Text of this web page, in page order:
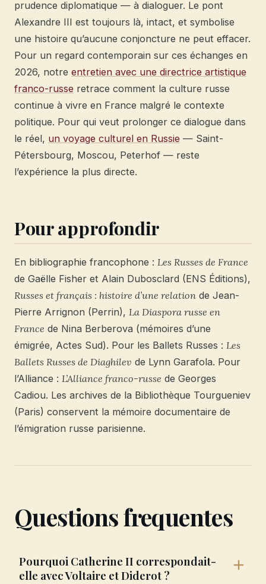
prudence diplomatique — à dialoguer. Le pont
Alexandre III est toujours là, intact, et symbolise
une histoire qu’aucune conjoncture ne peut effacer.
Pour un regard contemporain sur ces échanges en
2026, notre entretien avec une directrice artistique
franco-russe retrace comment la culture russe
continue à vivre en France malgré le contexte
politique. Pour qui veut prolonger ce dialogue dans
le réel, un voyage culturel en Russie — Saint-
Pétersbourg, Moscou, Peterhof — reste
l’expérience la plus directe.
Pour approfondir
En bibliographie francophone : Les Russes de France
de Gaëlle Fisher et Alain Dubosclard (ENS Éditions),
Russes et français : histoire d’une relation de Jean-
Pierre Arrignon (Perrin), La Diaspora russe en
France de Nina Berberova (mémoires d’une
émigrée, Actes Sud). Pour les Ballets Russes : Les
Ballets Russes de Diaghilev de Lynn Garafola. Pour
l’Alliance : L’Alliance franco-russe de Georges
Cadiou. Les archives de la Bibliothèque Tourgueniev
(Paris) conservent la mémoire documentaire de
l’émigration russe parisienne.
Questions frequentes
Pourquoi Catherine II correspondait-
elle avec Voltaire et Diderot ?